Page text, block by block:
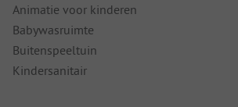
Animatie voor kinderen
Babywasruimte
Buitenspeeltuin
Kindersanitair